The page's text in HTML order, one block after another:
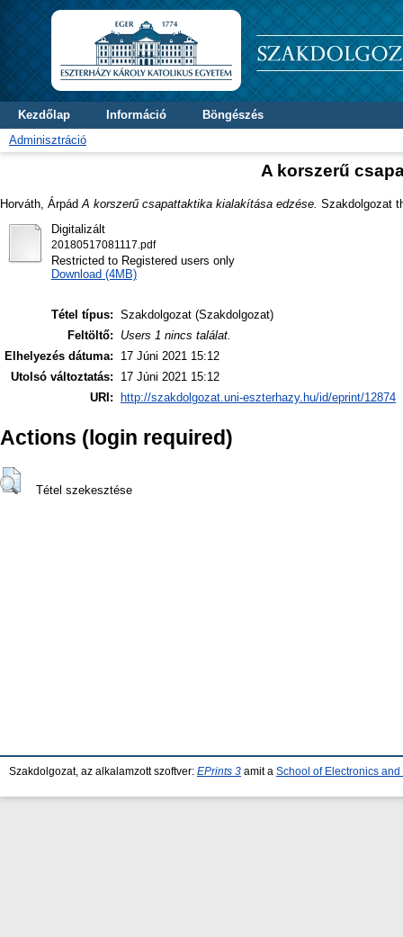
Kezdőlap Információ
Böngészés
Adminisztráció
A korszerű
Horváth, Árpád A korszerű csapattaktika kialakítása edzése. Szakdolgozat
Digitalizált
20180517081117.pdf
Restricted to Registered users only
Download (4MB)
Tétel típus: Szakdolgozat (Szakdolgozat)
Feltöltő:
Users 1 nincs találat.
Elhelyezés dátuma:
17 Júni 2021 15:12
Utolsó változtatás:
17 Júni 2021 15:12
URI:
http://szakdolgozat.uni-eszterhazy.hu/id/eprint/12874
Actions (login required)
Tétel szekesztése
Szakdolgozat, az alkalamzott szoftver: EPrints 3 amit a School of Electronics